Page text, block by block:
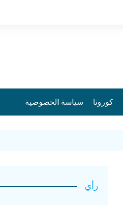
كورونا سياسة الخصوصية
رأي